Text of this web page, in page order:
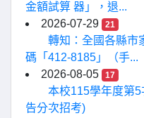
金額試算 器」，退...
2026-07-29
21
轉知：全國各縣市
碼「412-8185」（手...
2026-08-05
17
本校115學年度第
告分次招考)